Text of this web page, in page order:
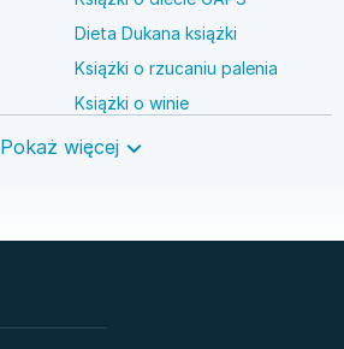
Dieta Dukana książki
Książki o rzucaniu palenia
Książki o winie
Książki o anestezjologii
Pokaż więcej